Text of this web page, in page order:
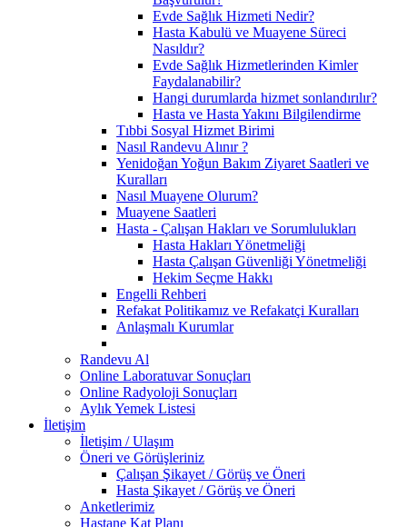
Evde Sağlık Hizmeti Nedir?
Hasta Kabulü ve Muayene Süreci
Nasıldır?
Evde Sağlık Hizmetlerinden Kimler
Faydalanabilir?
Hangi durumlarda hizmet sonlandırılır?
Hasta ve Hasta Yakını Bilgilendirme
Tıbbi Sosyal Hizmet Birimi
Nasıl Randevu Alınır ?
Yenidoğan Yoğun Bakım Ziyaret Saatleri ve
Kuralları
Nasıl Muayene Olurum?
Muayene Saatleri
Hasta - Çalışan Hakları ve Sorumlulukları
Hasta Hakları Yönetmeliği
Hasta Çalışan Güvenliği Yönetmeliği
Hekim Seçme Hakkı
Engelli Rehberi
Refakat Politikamız ve Refakatçi Kuralları
Anlaşmalı Kurumlar
Randevu Al
Online Laboratuvar Sonuçları
Online Radyoloji Sonuçları
Aylık Yemek Listesi
İletişim
İletişim / Ulaşım
Öneri ve Görüşleriniz
Çalışan Şikayet / Görüş ve Öneri
Hasta Şikayet / Görüş ve Öneri
Anketlerimiz
Hastane Kat Planı